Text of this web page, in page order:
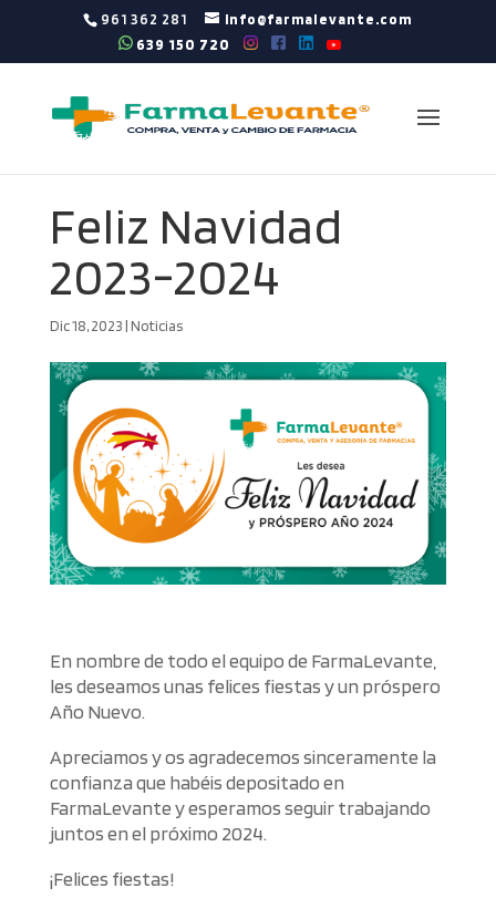
961 362 281 info@farmalevante.com
639 150 720
Feliz Navidad
2023-2024
Dic 18, 2023|Noticias
En nombre de todo el equipo de FarmaLevante,
les deseamos unas felices fiestas y un próspero
Año Nuevo.
Apreciamos y os agradecemos sinceramente la
confianza que habéis depositado en
FarmaLevante y esperamos seguir trabajando
juntos en el próximo 2024.
¡Felices fiestas!